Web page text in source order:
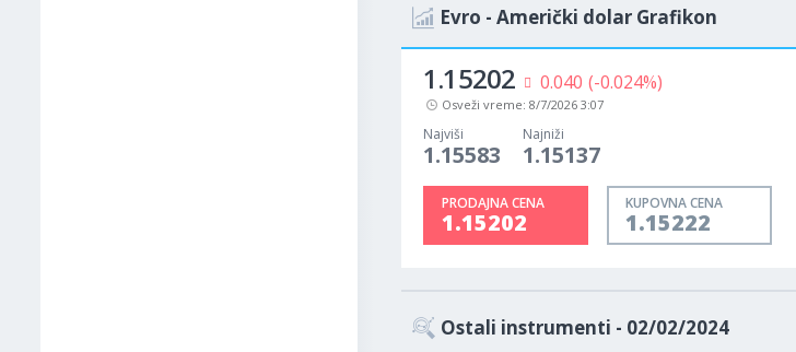
Evro - Američki dolar Grafikon
1.15202 0.040 (-0.024%)
Osveži vreme: 8/7/2026 3:07
Najviši
1.15583
Najniži
1.15137
PRODAJNA CENA
1.15202
KUPOVNA CENA
1.15222
Ostali instrumenti - 02/02/2024